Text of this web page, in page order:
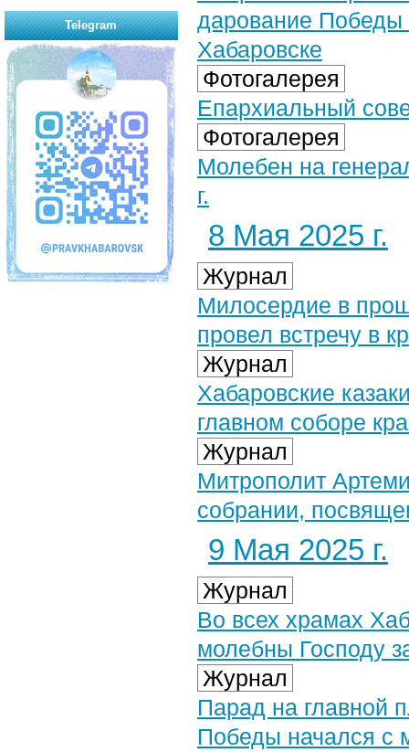
дарование Победы
Хабаровске
Фотогалерея
Епархиальный
Фотогалерея
Молебен на
г.
8 Мая 2025 г.
Журнал
Милосердие в
провел встречу в
Журнал
Хабаровские
главном соборе
Журнал
Митрополит
собрании,
9 Мая 2025 г.
Журнал
Во всех храмах
молебны Господу
Журнал
Парад на главной
Победы начался с
Telegram